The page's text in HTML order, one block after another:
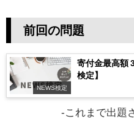
前回の問題
NEWS検定
寄付金最高額
検定】
-これまで出題